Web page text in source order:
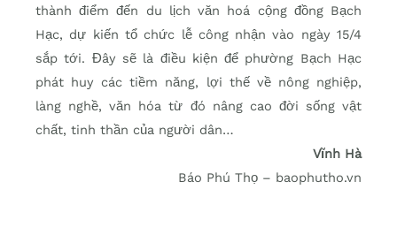
thành điểm đến du lịch văn hoá cộng đồng Bạch
Hạc, dự kiến tổ chức lễ công nhận vào ngày 15/4
sắp tới. Đây sẽ là điều kiện để phường Bạch Hạc
phát huy các tiềm năng, lợi thế về nông nghiệp,
làng nghề, văn hóa từ đó nâng cao đời sống vật
chất, tinh thần của người dân…
Vĩnh Hà
Báo Phú Thọ – baophutho.vn